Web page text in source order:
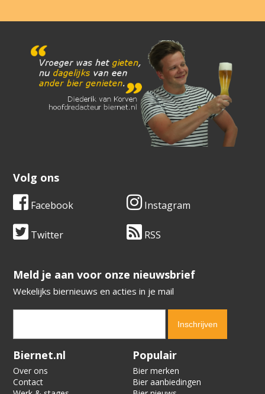
Volg ons
Facebook Instagram
Twitter RSS
​​​​​​​Meld je aan voor onze nieuwsbrief
Wekelijks biernieuws en acties in je mail
Verification code:
Biernet.nl
Over ons
Contact
Populair
Bier merken
Bier aanbiedingen